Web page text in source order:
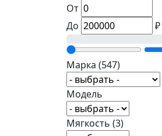
От
До
₽
Марка (547)
Модель
Мягкость (3)